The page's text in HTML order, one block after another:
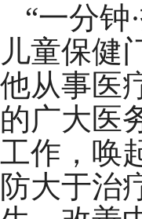
“一分钟
儿童保健
他从事医
的广大医
工作，唤
防大于治